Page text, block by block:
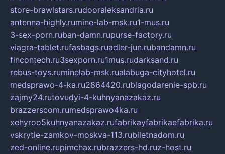
store-brawlstars.rudooraleksandria.ru
antenna-highly.rumine-lab-msk.ru1-mus.ru
3-sex-porn.ruban-damn.rupurse-factory.ru
viagra-tablet.rufasbags.ruadler-jun.rubandamn.ru
fincontech.ru3sexporn.ru1mus.rudarksand.ru
rebus-toys.ruminelab-msk.rualabuga-cityhotel.ru
medsprawo-4-ka.ru2864420.rublagodarenie-spb.ru
zajmy24.rutovudyi-4-kuhnyanazakaz.ru
brazzerscom.rumedsprawo4ka.ru
xehyroo5kuhnyanazakaz.rufabrikayfabrikaefabrika.ru
vskrytie-zamkov-moskva-113.rubiletnadom.ru
zed-online.rupimchax.rubrazzers-hd.ruz-host.ru